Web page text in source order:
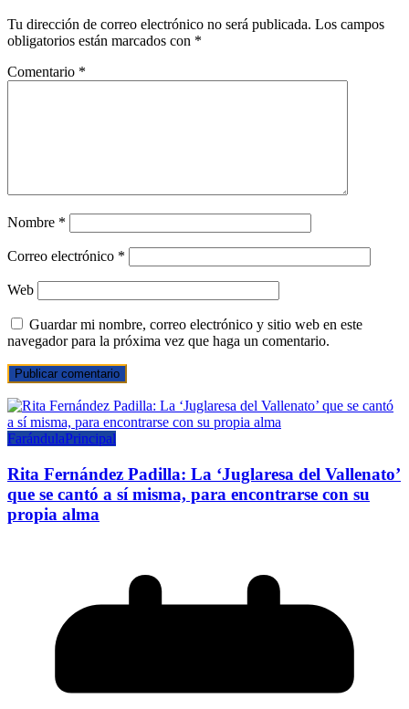
Tu dirección de correo electrónico no será publicada. Los campos
obligatorios están marcados con *
Comentario *
Nombre *
Correo electrónico *
Web
Guardar mi nombre, correo electrónico y sitio web en este
navegador para la próxima vez que haga un comentario.
FarándulaPrincipal
Rita Fernández Padilla: La ‘Juglaresa del Vallenato’
que se cantó a sí misma, para encontrarse con su
propia alma